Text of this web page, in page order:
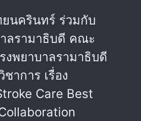
ยนครินทร์ ร่วมกับ
ลรามาธิบดี คณะ
งพยาบาลรามาธิบดี
าการ เรื่อง
Care Best